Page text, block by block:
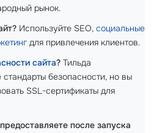
рынок.
Используйте SEO, социальные
для привлечения клиентов.
сайта? Тильда
безопасности, но вы
SSL-сертификаты для
после запуска